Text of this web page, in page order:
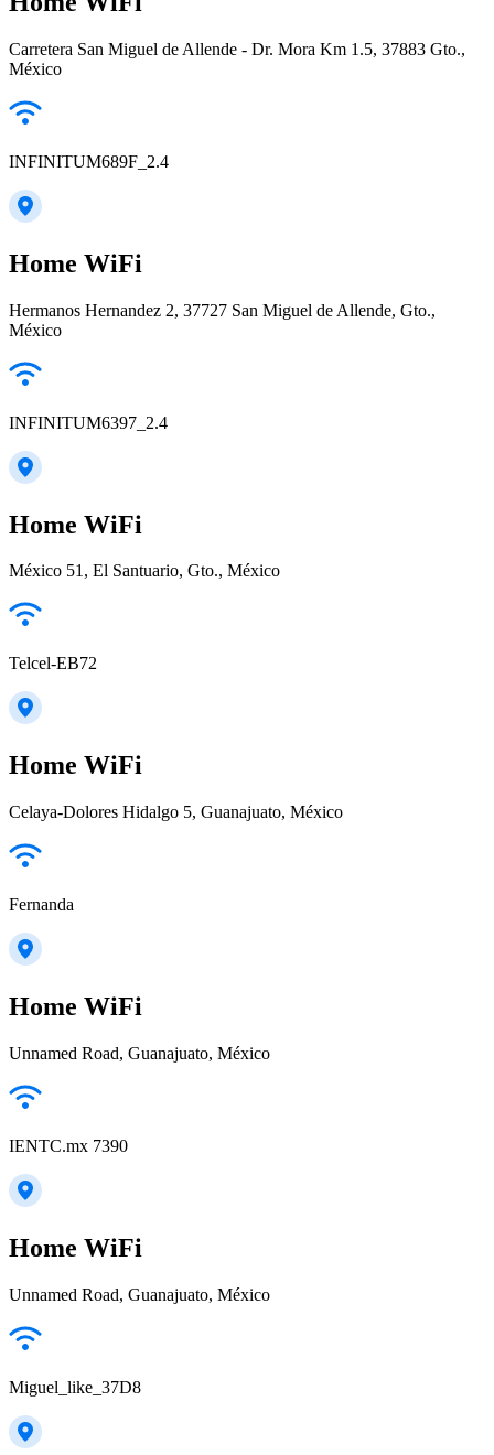
Carretera San Miguel de Allende - Dr. Mora Km 1.5, 37883 Gto.,
México
INFINITUM689F_2.4
Home WiFi
Hermanos Hernandez 2, 37727 San Miguel de Allende, Gto.,
México
INFINITUM6397_2.4
Home WiFi
México 51, El Santuario, Gto., México
Telcel-EB72
Home WiFi
Celaya-Dolores Hidalgo 5, Guanajuato, México
Fernanda
Home WiFi
Unnamed Road, Guanajuato, México
IENTC.mx 7390
Home WiFi
Unnamed Road, Guanajuato, México
Miguel_like_37D8